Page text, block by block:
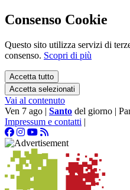
Consenso Cookie
Questo sito utilizza servizi di
consenso. Scopri di più
Accetta tutto
Accetta selezionati
Vai al contenuto
Ven 7 ago | Santo del giorno |
Impressum e contatti |